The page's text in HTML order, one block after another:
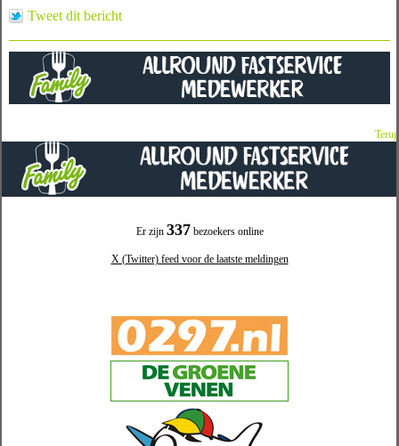
Er zijn 337 bezoekers online
X (Twitter) feed voor de laatste meldingen
Tweet dit bericht
Terug